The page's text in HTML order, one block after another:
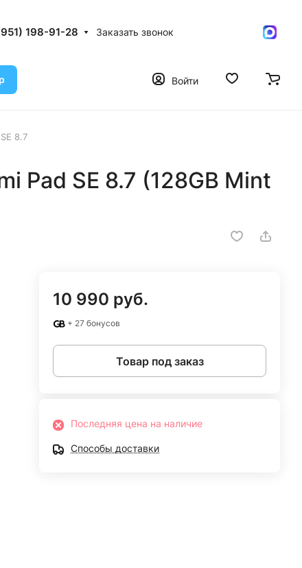
198-91-28 Заказать звонок
Войти
8.7
Pad SE 8.7 (128GB Mint
10 990 руб.
+ 27 бонусов
Товар под заказ
Последняя цена на наличие
Способы доставки